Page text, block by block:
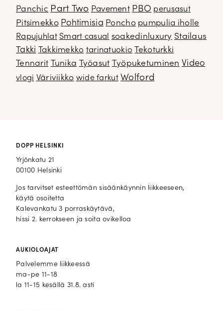
Panchic Part Two Pavement PBO perusasut
Pitsimekko Pohtimisia Poncho pumpulia iholle
Rapujuhlat Smart casual soakedinluxury Stailaus
Takki
Takkimekko tarinatuokio
Tekoturkki
Tennarit
Tunika Työasut Työpuketuminen Video
vlogi Väriviikko wide farkut Wolford
DOPP HELSINKI
Yrjönkatu 21
00100 Helsinki
Jos tarvitset esteettömän sisäänkäynnin liikkeeseen,
käytä osoitetta
Kalevankatu 3 porraskäytävä,
hissi 2. kerrokseen ja soita ovikelloa
AUKIOLOAJAT
Palvelemme liikkeessä
ma-pe 11-18
la 11-15 kesällä 31.8. asti